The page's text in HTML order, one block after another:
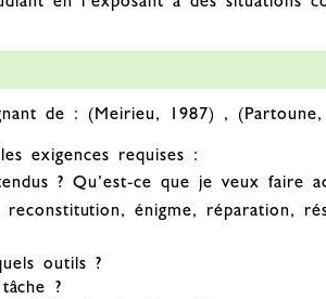
de : (Meirieu, 1987) ,
exigences requises :
? Qu’est-ce que je veux faire
énigme, réparation,
outils ?
?